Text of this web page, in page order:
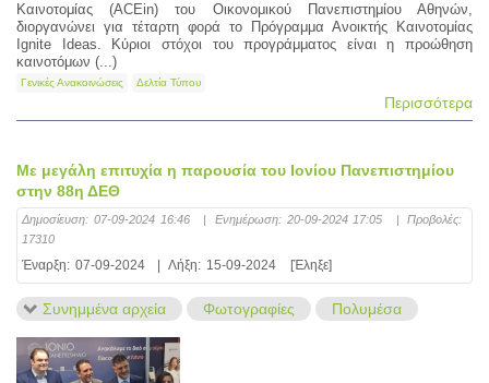
Καινοτομίας (ACEin) του Οικονομικού Πανεπιστημίου Αθηνών,
διοργανώνει για τέταρτη φορά το Πρόγραμμα Ανοικτής Καινοτομίας
Ignite Ideas. Κύριοι στόχοι του προγράμματος είναι η προώθηση
καινοτόμων (...)
Γενικές Ανακοινώσεις Δελτία Τύπου
Περισσότερα
Με μεγάλη επιτυχία η παρουσία του Ιονίου Πανεπιστημίου
στην 88η ΔΕΘ
Δημοσίευση: 07-09-2024 16:46 | Ενημέρωση: 20-09-2024 17:05 |
Προβολές:
17310
Έναρξη: 07-09-2024 | Λήξη: 15-09-2024 [Έληξε]
Συνημμένα αρχεία Φωτογραφίες Πολυμέσα